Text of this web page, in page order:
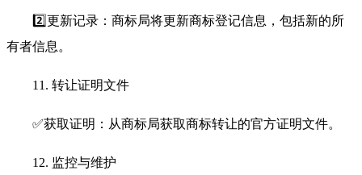
2️⃣更新记录：商标局将更新商标登记信息，包括新的所
有者信息。
11. 转让证明文件
✅获取证明：从商标局获取商标转让的官方证明文件。
12. 监控与维护